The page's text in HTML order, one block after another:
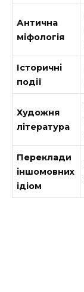
Антична
міфологія
Історичні
події
Художня
література
Переклади
іншомовних
ідіом